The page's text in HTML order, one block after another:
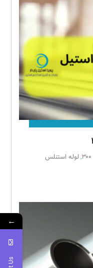
, لوله استنلس
←